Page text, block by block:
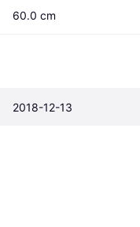
60.0 cm
2018-12-13